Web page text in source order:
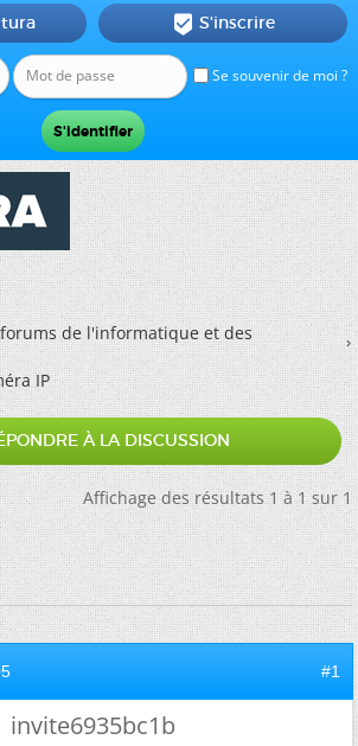
Se souvenir de moi ?
 S'inscrire
de l'informatique et des
IP
À LA DISCUSSION
Affichage des résultats 1 à 1 sur 1
#1
invite6935bc1b